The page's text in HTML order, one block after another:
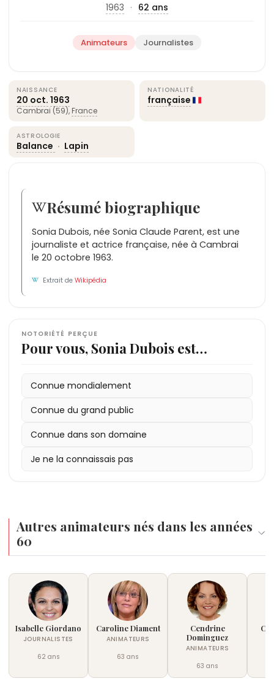
1963 · 62 ans
Animateurs Journalistes
NAISSANCE
20 oct. 1963
Cambrai (59), France
NATIONALITÉ
française
ASTROLOGIE
Balance · Lapin
Résumé biographique
Sonia Dubois, née Sonia Claude Parent, est une
journaliste et actrice française, née à Cambrai
le 20 octobre 1963.
Extrait deWikipédia
NOTORIÉTÉ PERÇUE
Pour vous, Sonia Dubois est…
Connue mondialement
Connue du grand public
Connue dans son domaine
Je ne la connaissais pas
Autres animateurs nés dans les années
60
Isabelle Giordano
JOURNALISTES
62 ans
Caroline Diament
ANIMATEURS
63 ans
Cendrine
Dominguez
ANIMATEURS
63 ans